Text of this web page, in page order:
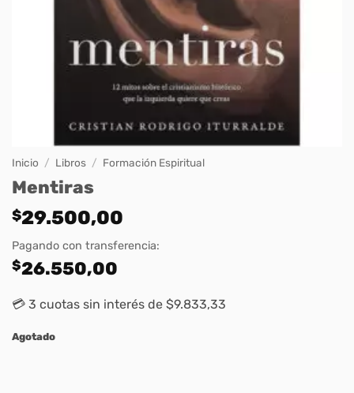
Inicio / Libros / Formación Espiritual
Mentiras
$29.500,00
Pagando con transferencia:
$26.550,00
💳 3 cuotas sin interés de $9.833,33
Agotado